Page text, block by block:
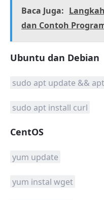
Baca Juga:
dan Contoh
Ubuntu dan Debian
sudo apt update &&
sudo apt install curl
CentOS
yum update
yum instal wget